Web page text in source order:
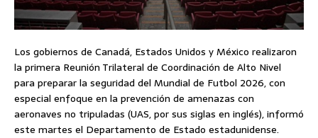
Los gobiernos de Canadá, Estados Unidos y México realizaron
la primera Reunión Trilateral de Coordinación de Alto Nivel
para preparar la seguridad del Mundial de Futbol 2026, con
especial enfoque en la prevención de amenazas con
aeronaves no tripuladas (UAS, por sus siglas en inglés), informó
este martes el Departamento de Estado estadunidense.